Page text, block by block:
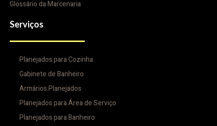
Glossário da Marcenaria
Serviços
Planejados para Cozinha
Gabinete de Banheiro
Armários Planejados
Planejados para Área de Serviço
Planejados para Banheiro